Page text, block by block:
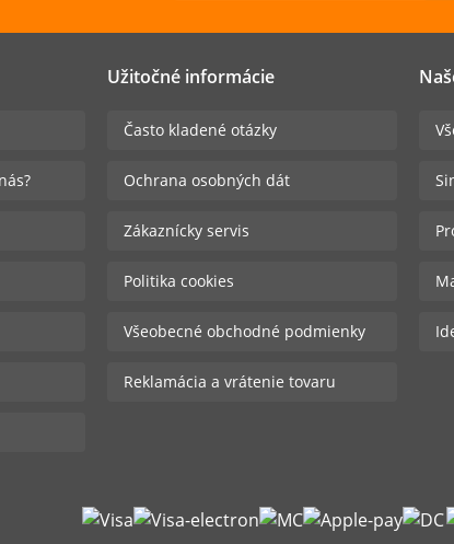
Užitočné informácie
Často kladené otázky
Ochrana osobných dát
Zákaznícky servis
Politika cookies
Všeobecné obchodné podmienky
Reklamácia a vrátenie tovaru